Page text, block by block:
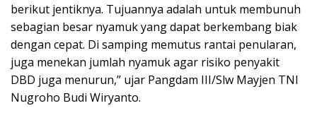
berikut jentiknya. Tujuannya adalah untuk membunuh
sebagian besar nyamuk yang dapat berkembang biak
dengan cepat. Di samping memutus rantai penularan,
juga menekan jumlah nyamuk agar risiko penyakit
DBD juga menurun,” ujar Pangdam III/Slw Mayjen TNI
Nugroho Budi Wiryanto.